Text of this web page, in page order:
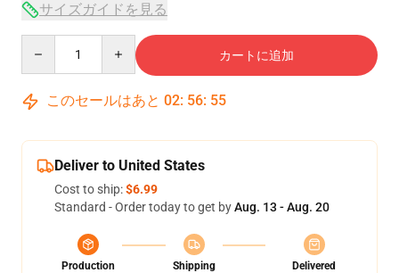
サイズガイドを見る
カートに追加
このセールはあと 02: 56: 54
Deliver to United States
Cost to ship:$6.99
Standard - Order today to get byAug. 13 - Aug. 20
Production
Shipping
Delivered